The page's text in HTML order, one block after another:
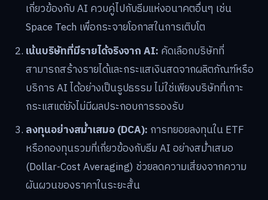
เกี่ยวข้องกับ AI ควบคู่ไปกับธีมแห่งอนาคตอื่นๆ เช่น
Space Tech เพื่อกระจายโอกาสในการเติบโต
เน้นบริษัทที่มีรายได้จริงจาก AI: คัดเลือกบริษัทที่
สามารถสร้างรายได้และกระแสเงินสดจากผลิตภัณฑ์หรือ
บริการ AI ได้อย่างเป็นรูปธรรม ไม่ใช่เพียงบริษัทที่เกาะ
กระแสแต่ยังไม่มีผลประกอบการรองรับ
ลงทุนอย่างสม่ำเสมอ (DCA): การทยอยลงทุนใน ETF
หรือกองทุนรวมที่เกี่ยวข้องกับธีม AI อย่างสม่ำเสมอ
(Dollar-Cost Averaging) ช่วยลดความเสี่ยงจากความ
ผันผวนของราคาในระยะสั้น